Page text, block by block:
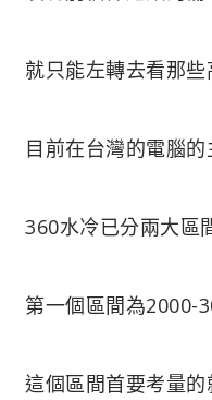
就只能左轉去看那
目前在台灣的電腦
360水冷已分兩大區
第一個區間為2000-
這個區間首要考量